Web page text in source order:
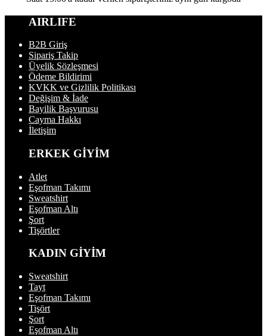
AIRLIFE
B2B Giriş
Sipariş Takip
Üyelik Sözleşmesi
Ödeme Bildirimi
KVKK ve Gizlilik Politikası
Değişim & İade
Bayilik Başvurusu
Cayma Hakkı
İletişim
ERKEK GİYİM
Atlet
Eşofman Takımı
Sweatshirt
Eşofman Altı
Şort
Tişörtler
KADIN GİYİM
Sweatshirt
Tayt
Eşofman Takımı
Tişört
Şort
Eşofman Altı